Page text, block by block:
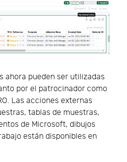
ahora pueden ser utilizadas
por el patrocinador como
Las acciones externas
tablas de muestras,
de Microsoft, dibujos
están disponibles en